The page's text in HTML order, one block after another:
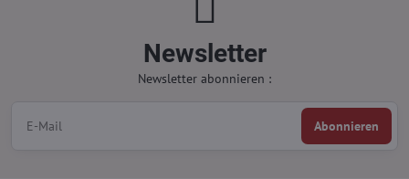
Newsletter
Newsletter abonnieren :
Abonnieren